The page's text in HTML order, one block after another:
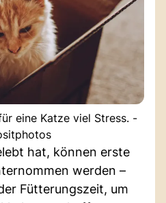
eine Katze viel Stress. -
hat, können erste
werden –
Fütterungszeit, um